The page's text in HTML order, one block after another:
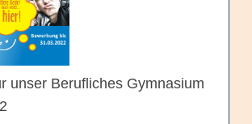
unser Berufliches Gymnasium